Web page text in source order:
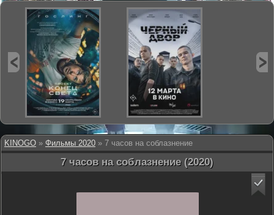
KINOGO » Фильмы 2020 » 7 часов на соблазнение
7 часов на соблазнение (2020)